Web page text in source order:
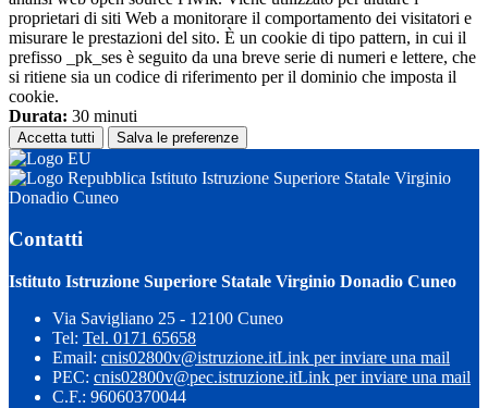
proprietari di siti Web a monitorare il comportamento dei visitatori e
misurare le prestazioni del sito. È un cookie di tipo pattern, in cui il
prefisso _pk_ses è seguito da una breve serie di numeri e lettere, che
si ritiene sia un codice di riferimento per il dominio che imposta il
cookie.
Durata: 30 minuti
Accetta tutti Salva le preferenze
Istituto Istruzione Superiore Statale Virginio
Donadio Cuneo
Contatti
Istituto Istruzione Superiore Statale Virginio Donadio Cuneo
Via Savigliano 25 - 12100 Cuneo
Tel: Tel. 0171 65658
Email: cnis02800v@istruzione.itLink per inviare una mail
PEC: cnis02800v@pec.istruzione.itLink per inviare una mail
C.F.: 96060370044